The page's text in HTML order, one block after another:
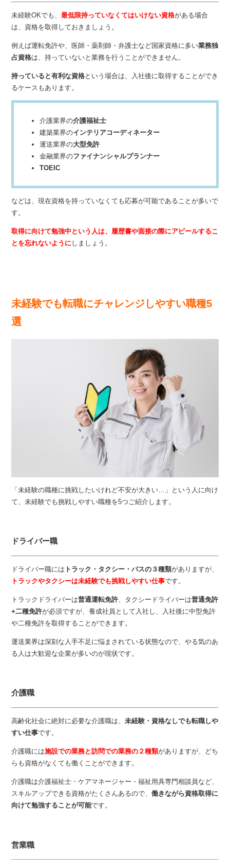
未経験OKでも、最低限持っていなくてはいけない資格がある場合
は、資格を取得しておきましょう。
例えば運転免許や、医師・薬剤師・弁護士など国家資格に多い業務独
占資格は、持っていないと業務を行うことができません。
持っていると有利な資格という場合は、入社後に取得することができ
るケースもあります。
介護業界の介護福祉士
建築業界のインテリアコーディネーター
運送業界の大型免許
金融業界のファイナンシャルプランナー
TOEIC
などは、現在資格を持っていなくても応募が可能であることが多いで
す。
取得に向けて勉強中という人は、履歴書や面接の際にアピールするこ
とを忘れないようにしましょう。
未経験でも転職にチャレンジしやすい職種5
選
「未経験の職種に挑戦したいけれど不安が大きい…」という人に向け
て、未経験でも挑戦しやすい職種を5つご紹介します。
ドライバー職
ドライバー職には トラック・タクシー・バスの３種類がありますが、
トラックやタクシーは未経験でも挑戦しやすい仕事です。
トラックドライバーは普通運転免許、タクシードライバーは普通免許
+二種免許が必須ですが、養成社員として入社し、入社後に中型免許
や二種免許を取得することができます。
運送業界は深刻な人手不足に悩まされている状態なので、やる気のあ
る人は大歓迎な企業が多いのが現状です。
介護職
高齢化社会に絶対に必要な介護職は、未経験・資格なしでも転職しや
すい仕事です。
介護職には施設での業務と訪問での業務の２種類がありますが、どち
らも資格がなくても働くことができます。
介護職は介護福祉士・ケアマネージャー・福祉用具専門相談員など、
スキルアップできる資格がたくさんあるので、働きながら資格取得に
向けて勉強することが可能です。
営業職